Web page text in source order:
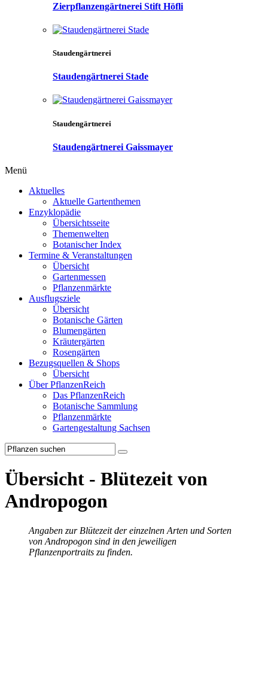
Zierpflanzengärtnerei Stift Höfli
Staudengärtnerei
Staudengärtnerei Stade
Staudengärtnerei
Staudengärtnerei Gaissmayer
Menü
Aktuelles
Aktuelle Gartenthemen
Enzyklopädie
Übersichtsseite
Themenwelten
Botanischer Index
Termine & Veranstaltungen
Übersicht
Gartenmessen
Pflanzenmärkte
Ausflugsziele
Übersicht
Botanische Gärten
Blumengärten
Kräutergärten
Rosengärten
Bezugsquellen & Shops
Übersicht
Über PflanzenReich
Das PflanzenReich
Botanische Sammlung
Pflanzenmärkte
Gartengestaltung Sachsen
Übersicht - Blütezeit von
Andropogon
Angaben zur Blütezeit der einzelnen Arten und Sorten
von Andropogon sind in den jeweiligen
Pflanzenportraits zu finden.